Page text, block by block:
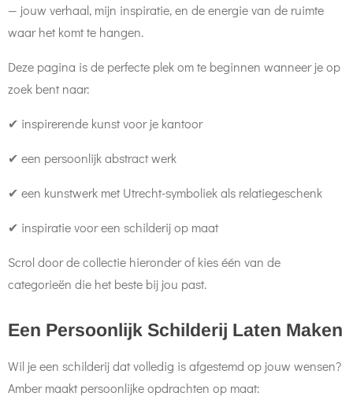
— jouw verhaal, mijn inspiratie, en de energie van de ruimte
waar het komt te hangen.
Deze pagina is de perfecte plek om te beginnen wanneer je op
zoek bent naar:
✔ inspirerende kunst voor je kantoor
✔ een persoonlijk abstract werk
✔ een kunstwerk met Utrecht-symboliek als relatiegeschenk
✔ inspiratie voor een schilderij op maat
Scrol door de collectie hieronder of kies één van de
categorieën die het beste bij jou past.
Een Persoonlijk Schilderij Laten Maken
Wil je een schilderij dat volledig is afgestemd op jouw wensen?
Amber maakt persoonlijke opdrachten op maat: